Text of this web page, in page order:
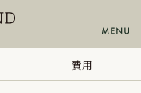
費用